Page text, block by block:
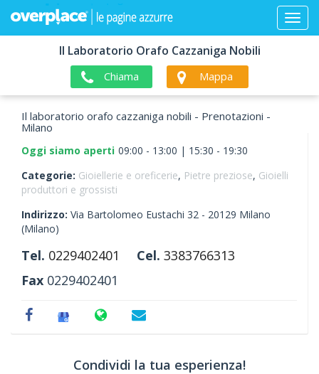
Il Laboratorio Orafo Cazzaniga Nobili
Chiama Mappa
Il laboratorio orafo cazzaniga nobili - Prenotazioni -
Milano
Oggi siamo aperti 09:00 - 13:00 | 15:30 - 19:30
Categorie: Gioiellerie e oreficerie, Pietre preziose, Gioielli
produttori e grossisti
Indirizzo: Via Bartolomeo Eustachi 32 - 20129 Milano
(Milano)
Tel. 0229402401 Cel. 3383766313
Fax 0229402401
Condividi la tua esperienza!